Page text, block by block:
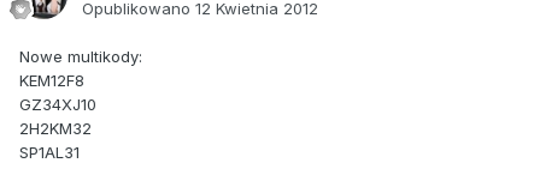
Opublikowano 12 Kwietnia 2012
Nowe multikody:
KEM12F8
GZ34XJ10
2H2KM32
SP1AL31